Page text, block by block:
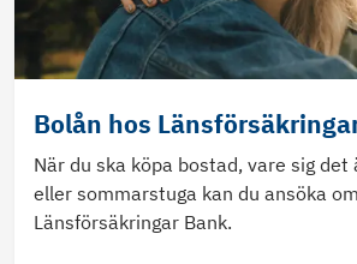
Bolån hos
När du ska köpa bostad, vare sig det
eller sommarstuga kan du ansöka
Länsförsäkringar Bank.